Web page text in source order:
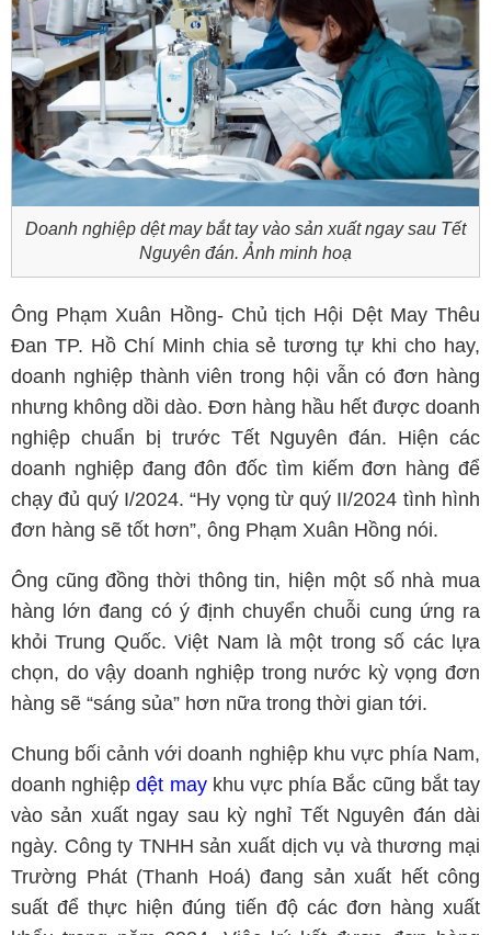
Doanh nghiệp dệt may bắt tay vào sản xuất ngay sau Tết
Nguyên đán. Ảnh minh hoạ
Ông Phạm Xuân Hồng- Chủ tịch Hội Dệt May Thêu
Đan TP. Hồ Chí Minh chia sẻ tương tự khi cho hay,
doanh nghiệp thành viên trong hội vẫn có đơn hàng
nhưng không dồi dào. Đơn hàng hầu hết được doanh
nghiệp chuẩn bị trước Tết Nguyên đán. Hiện các
doanh nghiệp đang đôn đốc tìm kiếm đơn hàng để
chạy đủ quý I/2024. “Hy vọng từ quý II/2024 tình hình
đơn hàng sẽ tốt hơn”, ông Phạm Xuân Hồng nói.
Ông cũng đồng thời thông tin, hiện một số nhà mua
hàng lớn đang có ý định chuyển chuỗi cung ứng ra
khỏi Trung Quốc. Việt Nam là một trong số các lựa
chọn, do vậy doanh nghiệp trong nước kỳ vọng đơn
hàng sẽ “sáng sủa” hơn nữa trong thời gian tới.
Chung bối cảnh với doanh nghiệp khu vực phía Nam,
doanh nghiệpdệt may khu vực phía Bắc cũng bắt tay
vào sản xuất ngay sau kỳ nghỉ Tết Nguyên đán dài
ngày. Công ty TNHH sản xuất dịch vụ và thương mại
Trường Phát (Thanh Hoá) đang sản xuất hết công
suất để thực hiện đúng tiến độ các đơn hàng xuất